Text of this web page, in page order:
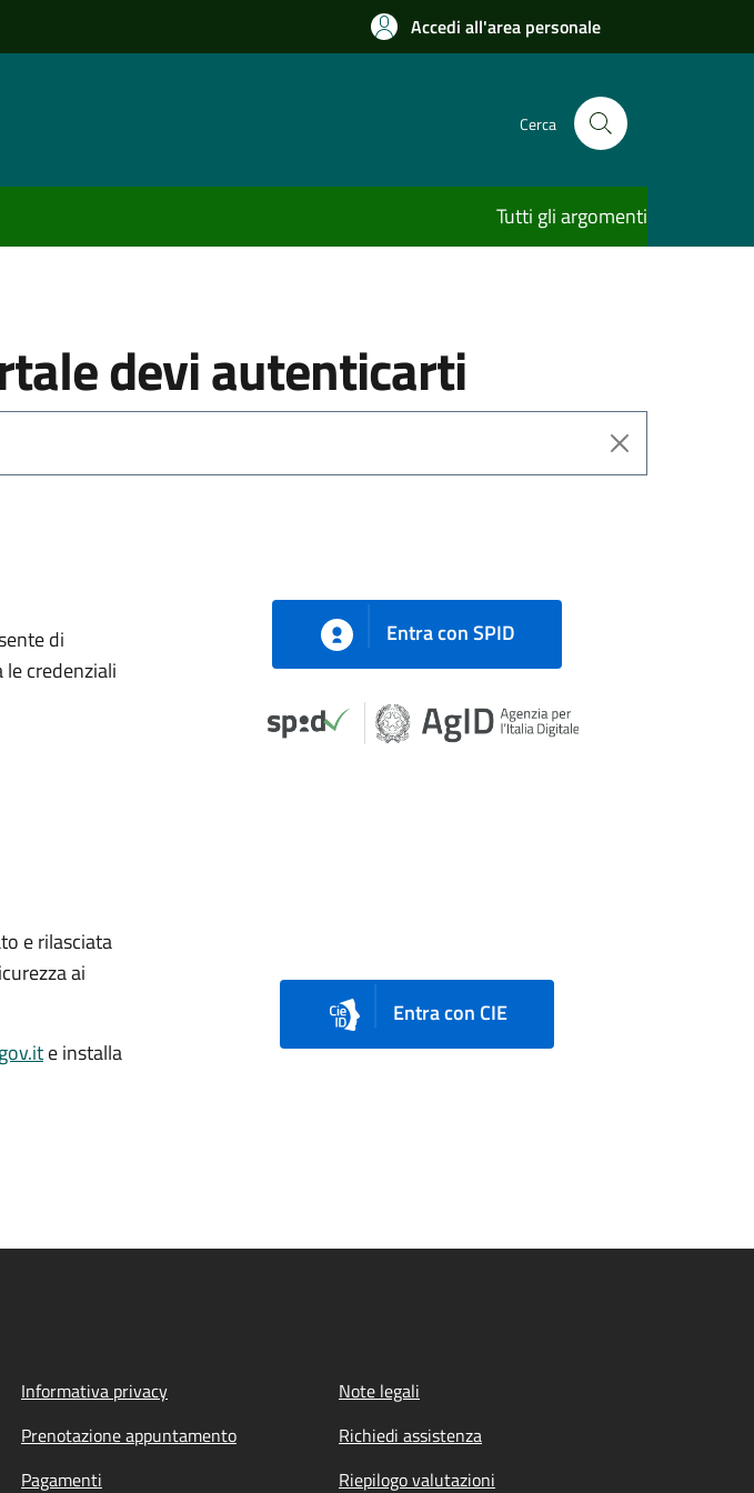
Accedi all'area personale
Cerca
Tutti gli argomenti
devi autenticarti
di
credenziali
Entra con SPID
e rilasciata
ai
e installa
Entra con CIE
Informativa privacy
Note legali
Prenotazione appuntamento
Richiedi assistenza
Pagamenti Riepilogo valutazioni